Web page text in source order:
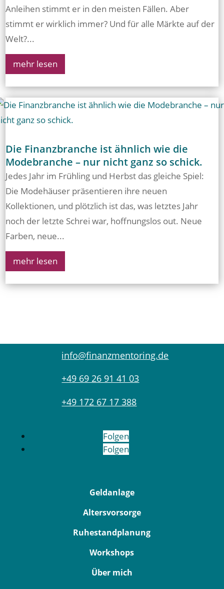
Anleihen stimmt er in den meisten Fällen. Aber
stimmt er wirklich immer? Und für alle Märkte auf der
Welt?...
mehr lesen
Die Finanzbranche ist ähnlich wie die
Modebranche – nur nicht ganz so schick.
Jedes Jahr im Frühling und Herbst das gleiche Spiel:
Die Modehäuser präsentieren ihre neuen
Kollektionen, und plötzlich ist das, was letztes Jahr
noch der letzte Schrei war, hoffnungslos out. Neue
Farben, neue...
mehr lesen
info@finanzmentoring.de
+49 69 26 91 41 03
+49 172 67 17 388
Folgen
Folgen
Geldanlage
Altersvorsorge
Ruhestandplanung
Workshops
Über mich